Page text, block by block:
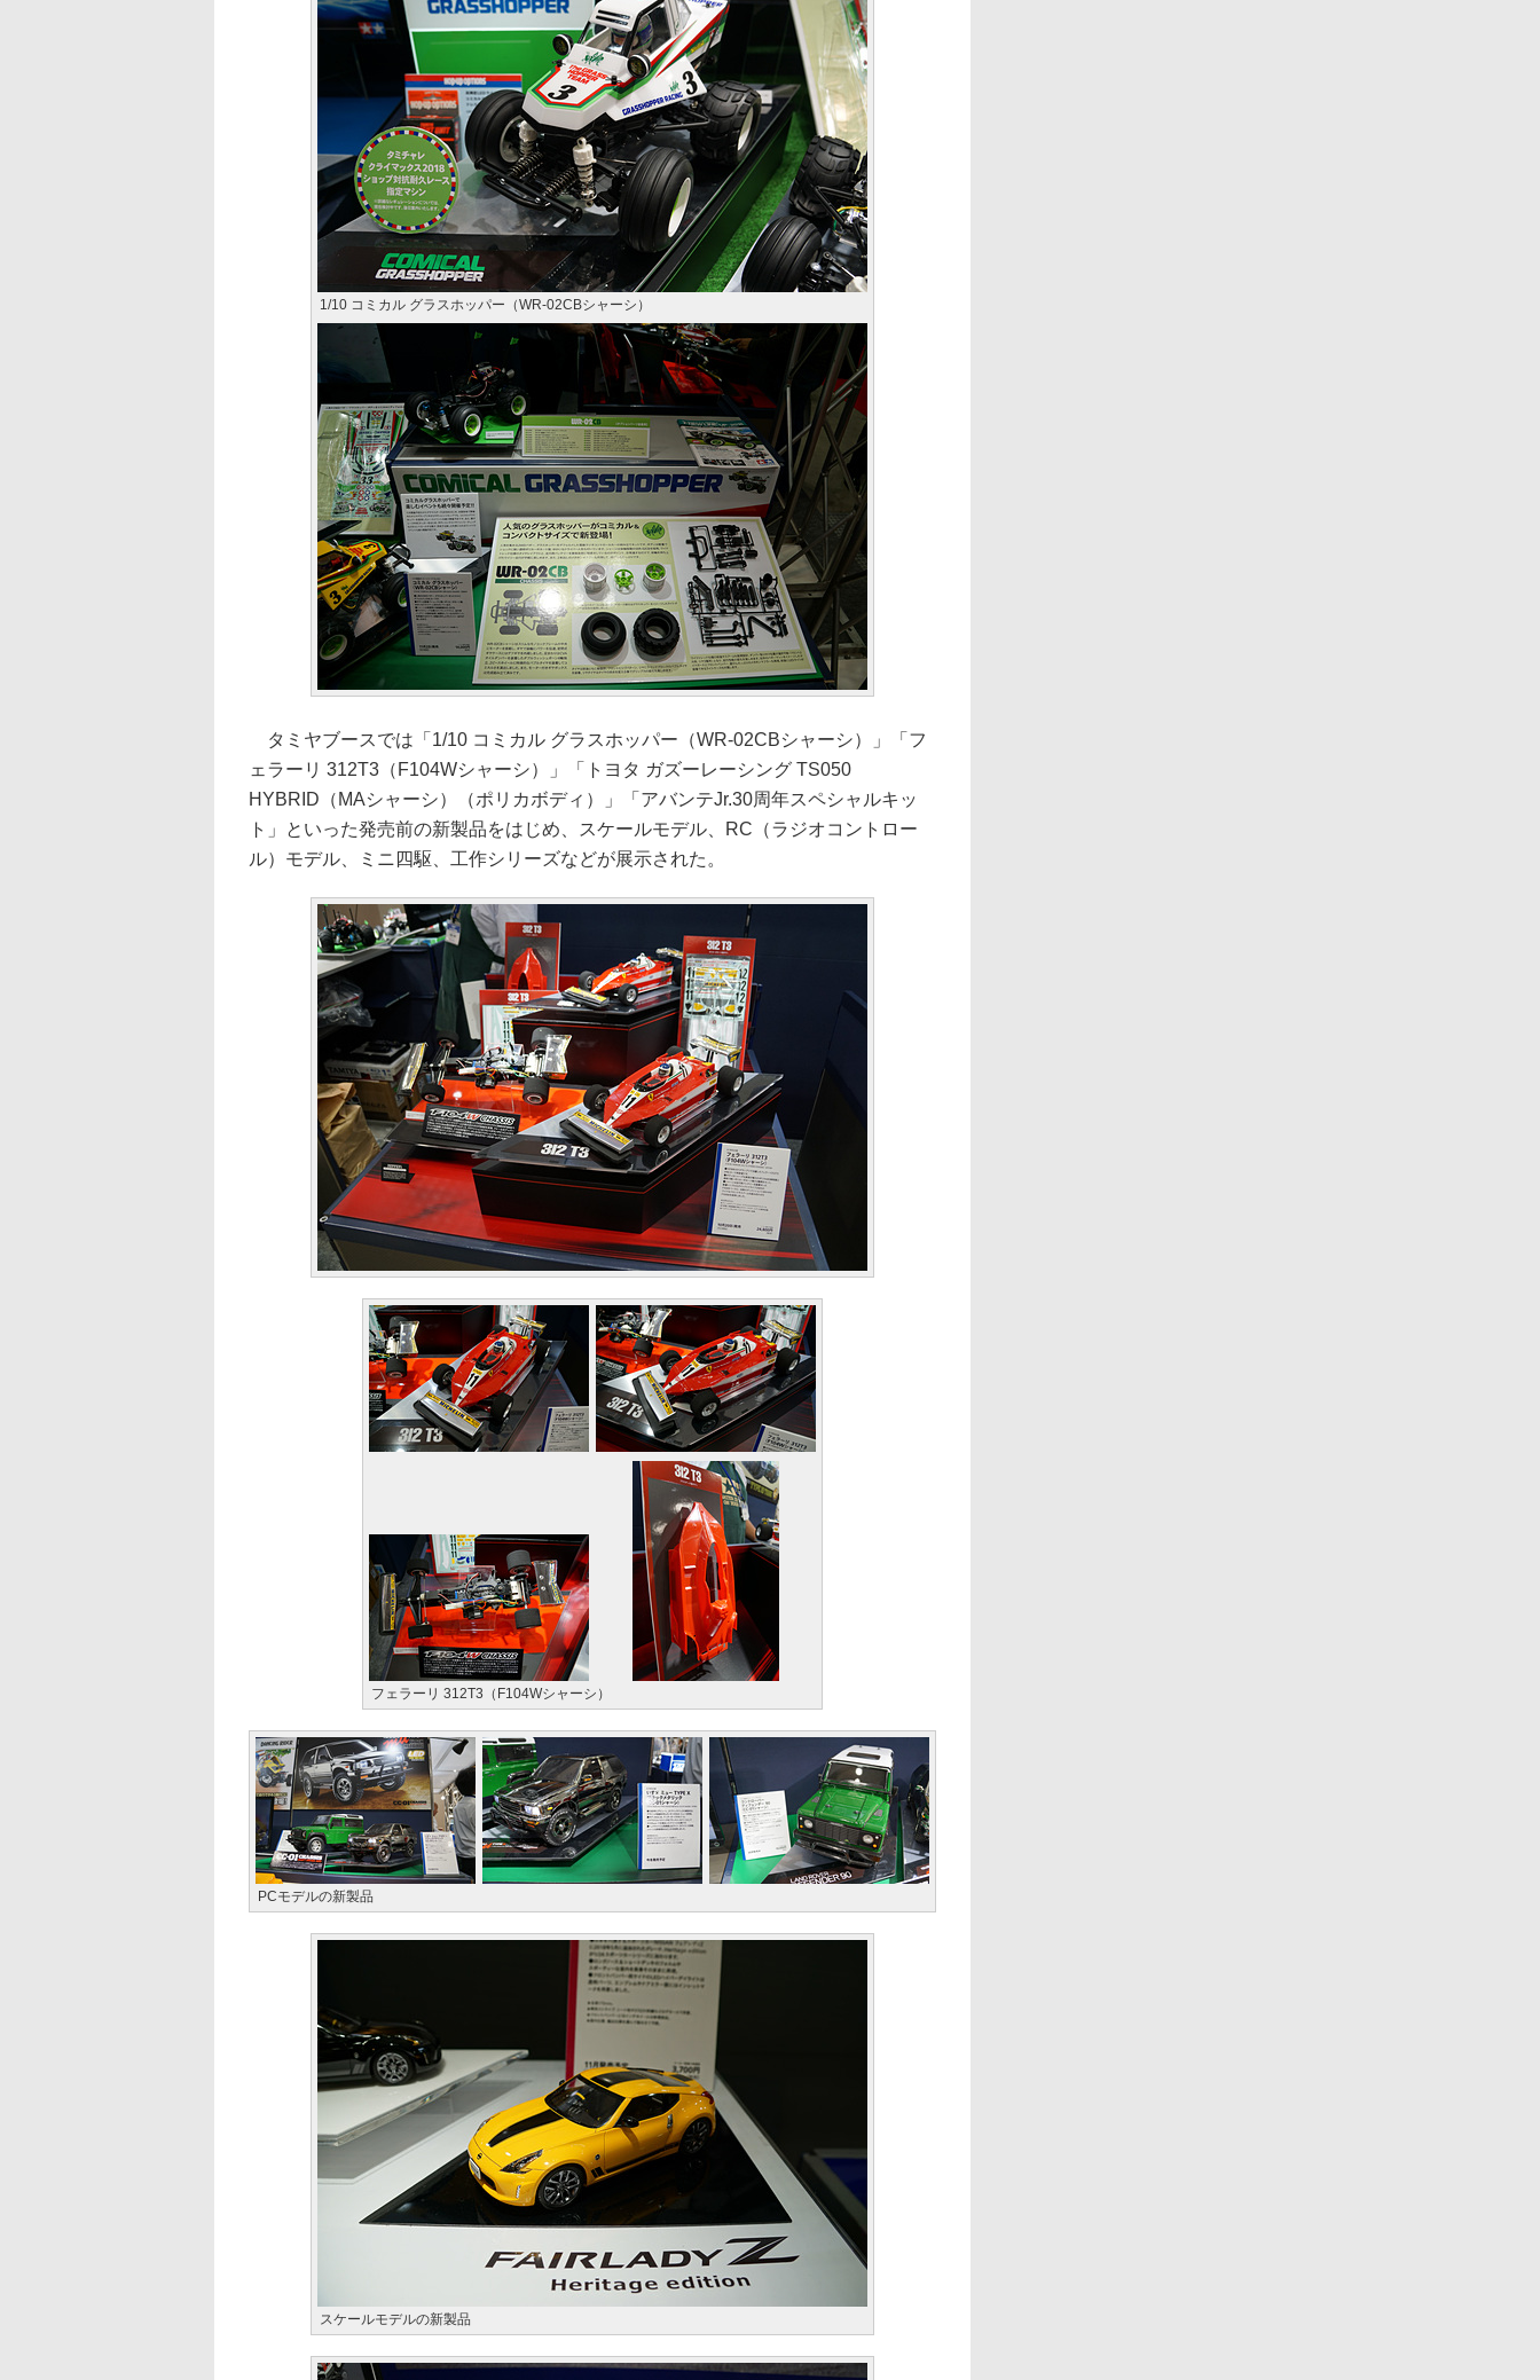
1/10 コミカル グラスホッパー（WR-02CBシャーシ）
タミヤブースでは「1/10 コミカル グラスホッパー（WR-02CBシャーシ）」「フ
ェラーリ 312T3（F104Wシャーシ）」「トヨタ ガズーレーシング TS050
HYBRID（MAシャーシ）（ポリカボディ）」「アバンテJr.30周年スペシャルキッ
ト」といった発売前の新製品をはじめ、スケールモデル、RC（ラジオコントロー
ル）モデル、ミニ四駆、工作シリーズなどが展示された。
フェラーリ 312T3（F104Wシャーシ）
PCモデルの新製品
スケールモデルの新製品